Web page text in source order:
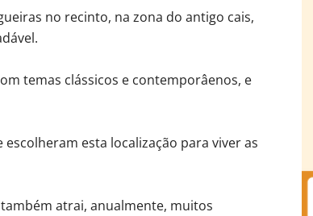
no recinto, na zona do antigo cais,
temas clássicos e contemporâenos, e
esta localização para viver as
atrai, anualmente, muitos